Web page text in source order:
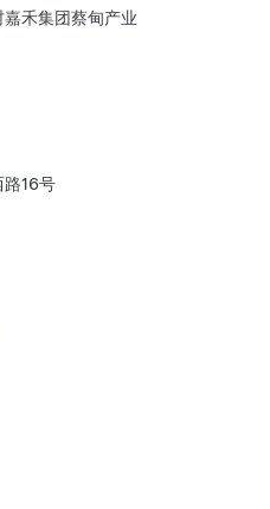
禾集团蔡甸产业
路16号